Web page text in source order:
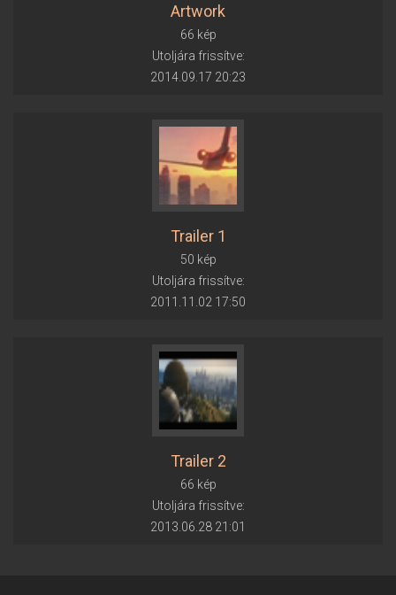
Artwork
66 kép
Utoljára frissítve:
2014.09.17 20:23
Trailer 1
50 kép
Utoljára frissítve:
2011.11.02 17:50
Trailer 2
66 kép
Utoljára frissítve:
2013.06.28 21:01